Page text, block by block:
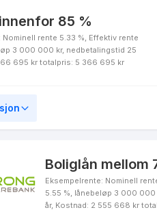
Boliglån
(fleksilån)
innenfor 75 %
85 %
Nominell rente 5.33 %, Effektiv rente
3 000 000 kr, nedbetalingstid 25
695 kr totalpris: 5 366 695 kr
Boliglån mellom
Eksempelrente: Nominell
5.55 %, lånebeløp 3 000
år, Kostnad: 2 555 668 kr